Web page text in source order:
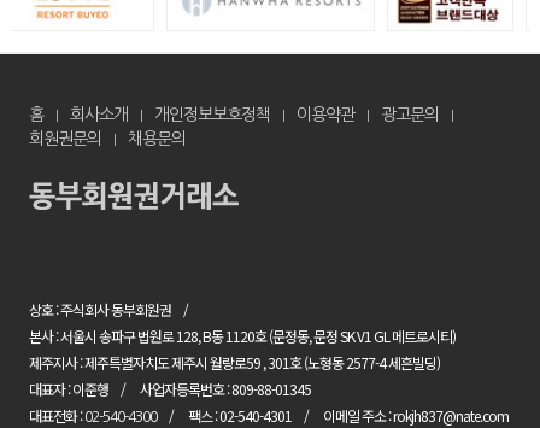
홈 회사소개 개인정보보호정책 이용약관
광고문의
회원권문의
채용문의
상호 : 주식회사 동부회원권
본사 : 서울시 송파구 법원로 128, B동 1120호 (문정동, 문정 SK V1 GL 메트로시티)
제주지사 : 제주특별자치도 제주시 월랑로59 , 301호 (노형동 2577-4 세흔빌딩)
대표자 : 이준행
사업자등록번호 : 809-88-01345
대표전화 :02-540-4300 팩스 : 02-540-4301 이메일 주소 : rokjh837@nate.com